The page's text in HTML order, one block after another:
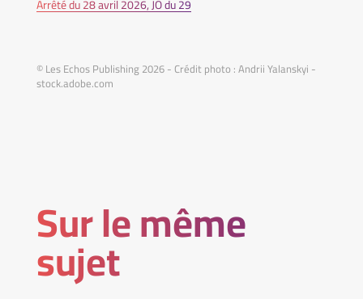
Arrêté du 28 avril 2026, JO du 29
© Les Echos Publishing 2026 - Crédit photo : Andrii Yalanskyi -
stock.adobe.com
Sur le même
sujet